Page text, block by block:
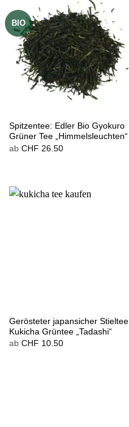
BIO
Spitzentee: Edler Bio Gyokuro
Grüner Tee „Himmelsleuchten“
ab CHF 26.50
Gerösteter japansicher Stieltee
Kukicha Grüntee „Tadashi“
ab CHF 10.50